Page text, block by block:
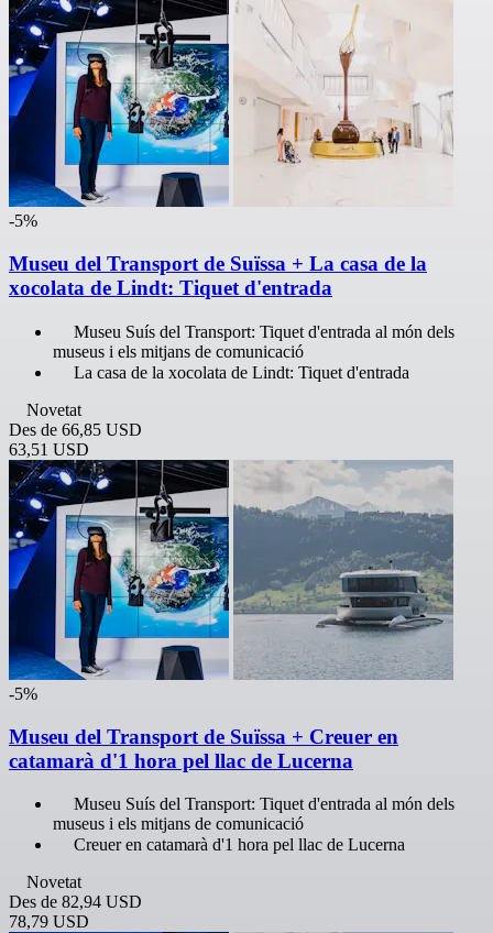
-5%
Museu del Transport de Suïssa + La casa de la
xocolata de Lindt: Tiquet d'entrada
Museu Suís del Transport: Tiquet d'entrada al món dels
museus i els mitjans de comunicació
La casa de la xocolata de Lindt: Tiquet d'entrada
Novetat
Des de 66,85 USD
63,51 USD
-5%
Museu del Transport de Suïssa + Creuer en
catamarà d'1 hora pel llac de Lucerna
Museu Suís del Transport: Tiquet d'entrada al món dels
museus i els mitjans de comunicació
Creuer en catamarà d'1 hora pel llac de Lucerna
Novetat
Des de 82,94 USD
78,79 USD